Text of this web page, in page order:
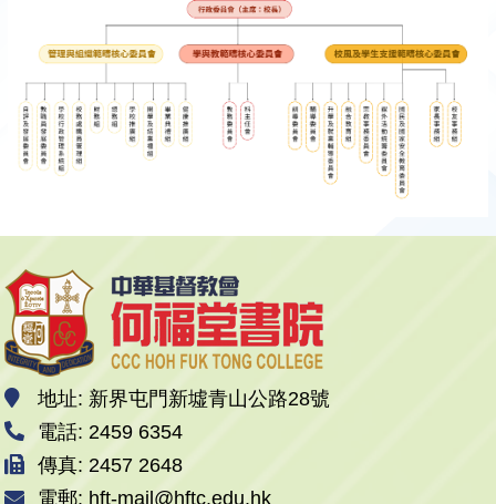
地址: 新界屯門新墟青山公路28號
電話: 2459 6354
傳真: 2457 2648
電郵: hft-mail@hftc.edu.hk